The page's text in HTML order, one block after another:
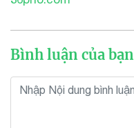
Bình luận của bạn